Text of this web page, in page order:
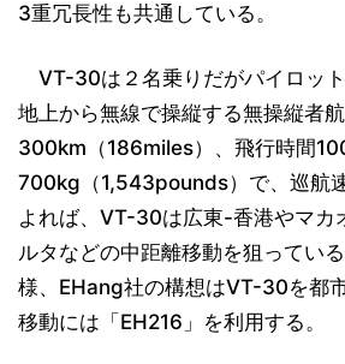
3重冗長性も共通している。
VT-30は２名乗りだがパイロット
地上から無線で操縦する無操縦者
300km（186miles）、飛行時間
700kg（1,543pounds）で、巡航
よれば、VT-30は広東-香港やマカ
ルタなどの中距離移動を狙ってい
様、EHang社の構想はVT-30を都
移動には「EH216」を利用する。